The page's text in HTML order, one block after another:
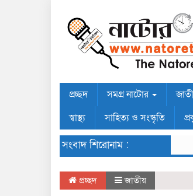
প্রচ্ছদ সমগ্র নাটোর
স্বাস্থ্য
সাহিত্য ও সংস্কৃতি
সংবাদ শিরোনাম :
প্রচ্ছদ জাতীয়